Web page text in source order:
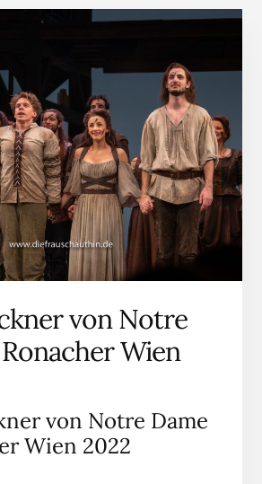
von Notre
Wien
von Notre Dame
Wien 2022